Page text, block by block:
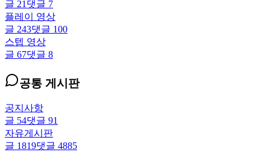
글 21 댓글 7
플레이 영상
글 243댓글 100
스텝 영상
글 67댓글 8
공통 게시판
공지사항
글 54댓글 91
자유게시판
글 1819댓글 4885